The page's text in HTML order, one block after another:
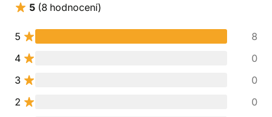
5 (8 hodnocení)
5
8
4
0
3
0
2
0